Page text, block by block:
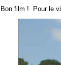
Bon film ! Pour le